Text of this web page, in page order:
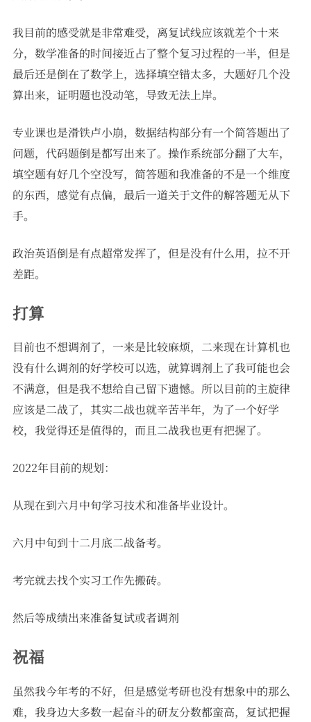
我目前的感受就是非常难受，离复试线应该就差个十来
分，数学准备的时间接近占了整个复习过程的一半，但是
最后还是倒在了数学上，选择填空错太多，大题好几个没
算出来，证明题也没动笔，导致无法上岸。
专业课也是滑铁卢小崩，数据结构部分有一个简答题出了
问题，代码题倒是都写出来了。操作系统部分翻了大车，
填空题有好几个空没写，简答题和我准备的不是一个维度
的东西，感觉有点偏，最后一道关于文件的解答题无从下
手。
政治英语倒是有点超常发挥了，但是没有什么用，拉不开
差距。
打算
目前也不想调剂了，一来是比较麻烦，二来现在计算机也
没有什么调剂的好学校可以选，就算调剂上了我可能也会
不满意，但是我不想给自己留下遗憾。所以目前的主旋律
应该是二战了，其实二战也就辛苦半年，为了一个好学
校，我觉得还是值得的，而且二战我也更有把握了。
2022年目前的规划：
从现在到六月中旬学习技术和准备毕业设计。
六月中旬到十二月底二战备考。
考完就去找个实习工作先搬砖。
然后等成绩出来准备复试或者调剂
祝福
虽然我今年考的不好，但是感觉考研也没有想象中的那么
难，我身边大多数一起奋斗的研友分数都蛮高，复试把握